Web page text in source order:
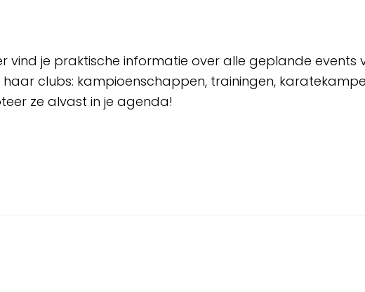
vind je praktische informatie over alle geplande events
haar clubs: kampioenschappen, trainingen,
ze alvast in je agenda!